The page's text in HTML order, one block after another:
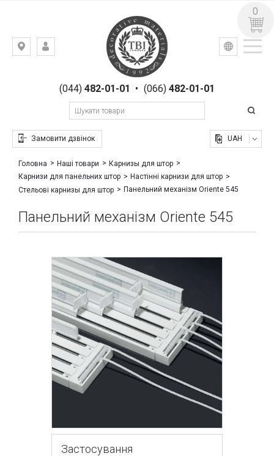
Київ,
Гоголівська,(044)482-01-01 • (066) 482-01-01
Замовити дзвінок
УКР РУС
UAH
0
Головна Наші товари
Карнизы для штор
Карнизи для панельних штор
Настінні карнизи для штор
Стельові карнизы для штор
Панельний механізм Oriente 545
Панельний механізм Oriente 545
Застосування